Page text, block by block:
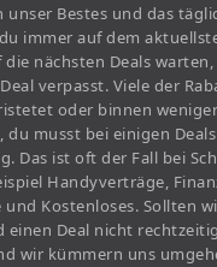
unser Bestes und das
immer auf dem
nächsten Deals
verpasst. Viele der
oder binnen
musst bei einigen
Das ist oft der Fall bei
Handyverträge,
und Kostenloses. Sollten
einen Deal nicht
wir kümmern uns